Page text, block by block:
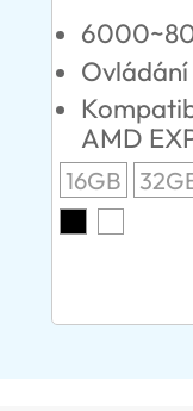
Ovládání
AMD
16GB